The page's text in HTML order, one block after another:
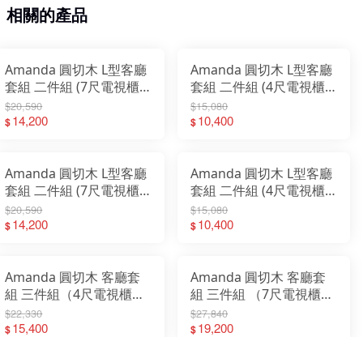
相關的產品
Amanda 圓切木 L型客廳
套組 二件組 (7尺電視櫃
＋鞋櫃)
$20,590
$14,200
Amanda 圓切木 L型客廳
套組 二件組 (4尺電視櫃
＋鞋櫃)
$15,080
$10,400
Amanda 圓切木 L型客廳
套組 二件組 (7尺電視櫃
＋展示櫃)
$20,590
$14,200
Amanda 圓切木 L型客廳
套組 二件組 (4尺電視櫃
＋展示櫃)
$15,080
$10,400
Amanda 圓切木 客廳套
組 三件組（4尺電視櫃
+兩門鞋櫃+4尺茶几）
$22,330
$15,400
Amanda 圓切木 客廳套
組 三件組 （7尺電視櫃
+兩門鞋櫃+4尺茶几）
$27,840
$19,200